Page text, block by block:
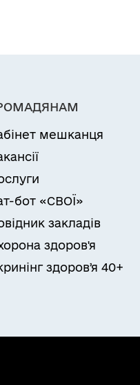
мешканця
бот «СВОЇ»
закладів
здоров'я
здоровʼя 40+